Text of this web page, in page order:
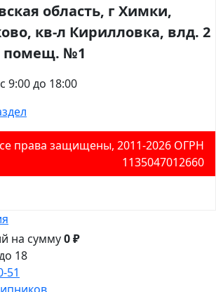
область, г Химки,
кв-л Кирилловка, влд. 2
помещ. №1
9:00 до 18:00
права защищены, 2011-2026 ОГРН
1135047012660
на сумму0 ₽
18
51